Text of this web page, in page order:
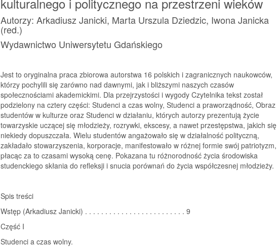
Autorzy: Arkadiusz Janicki, Marta Urszula Dziedzic, Iwona Janicka
(red.)
Wydawnictwo Uniwersytetu Gdańskiego
Jest to oryginalna praca zbiorowa autorstwa 16 polskich i zagranicznych naukowców,
którzy pochylili się zarówno nad dawnymi, jak i bliższymi naszych czasów
społecznościami akademickimi. Dla przejrzystości i wygody Czytelnika tekst został
podzielony na cztery części: Studenci a czas wolny, Studenci a praworządność, Obraz
studentów w kulturze oraz Studenci w działaniu, których autorzy prezentują życie
towarzyskie uczącej się młodzieży, rozrywki, ekscesy, a nawet przestępstwa, jakich się
niekiedy dopuszczała. Wielu studentów angażowało się w działalność polityczną,
zakładało stowarzyszenia, korporacje, manifestowało w różnej formie swój patriotyzm,
płacąc za to czasami wysoką cenę. Pokazana tu różnorodność życia środowiska
studenckiego skłania do refleksji i snucia porównań do życia współczesnej młodzieży.
Spis treści
Wstęp (Arkadiusz Janicki) . . . . . . . . . . . . . . . . . . . . . . . . . 9
Część I
Studenci a czas wolny.